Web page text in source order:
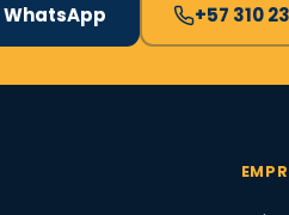
+57 310